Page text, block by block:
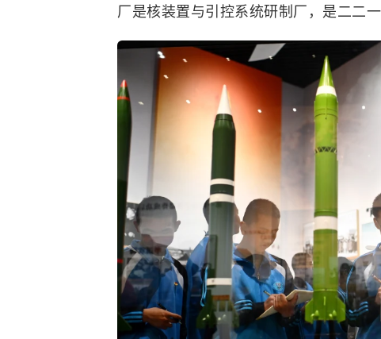
厂是核装置与引控系统研制厂，是二二